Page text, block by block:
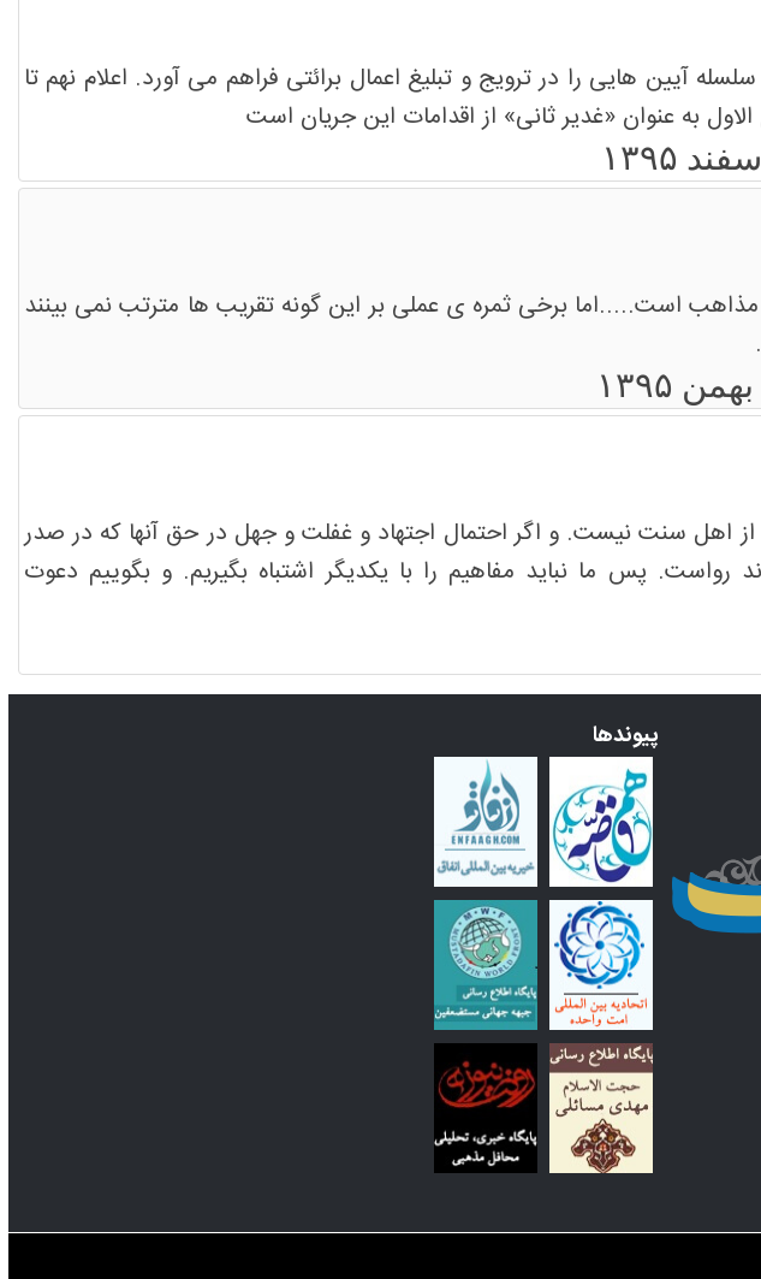
آیین هایی را در ترویج و تبلیغ اعمال برائتی فراهم می آورد. اعلام نهم تا
الاول به عنوان «غدیر ثانی» از اقدامات این جریان است
است.....اما برخی ثمره ی عملی بر این گونه تقریب ها مترتب نمی بینند
از اهل سنت نیست. و اگر احتمال اجتهاد و غفلت و جهل در حق آنها که در صدر
رواست. پس ما نباید مفاهیم را با یکدیگر اشتباه بگیریم. و بگوییم دعوت
پیوندها